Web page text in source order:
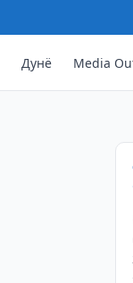
Дунё Media